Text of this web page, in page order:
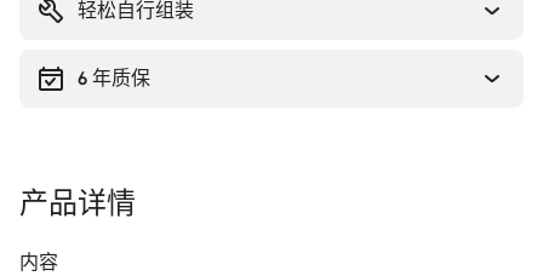
轻松自行组装
6 年质保
产品详情
内容